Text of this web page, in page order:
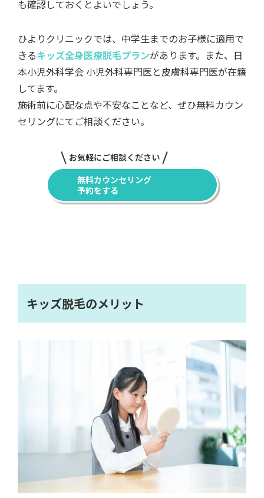
も確認しておくとよいでしょう。
ひよりクリニックでは、中学生までのお子様に適用で
きるキッズ全身医療脱毛プランがあります。また、日
本小児外科学会 小児外科専門医と皮膚科専門医が在籍
してます。
施術前に心配な点や不安なことなど、ぜひ無料カウン
セリングにてご相談ください。
お気軽にご相談ください
無料カウンセリング
予約をする
キッズ脱毛のメリット